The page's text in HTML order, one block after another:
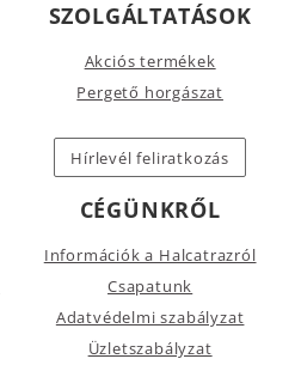
SZOLGÁLTATÁSOK
Akciós termékek
Pergető horgászat
Hírlevél feliratkozás
CÉGÜNKRŐL
Információk a Halcatrazról
Csapatunk
Adatvédelmi szabályzat
Üzletszabályzat